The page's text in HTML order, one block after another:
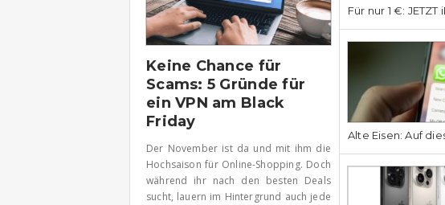
Keine Chance für
Scams: 5 Gründe für
ein VPN am Black
Friday
Der November ist da und mit ihm die
Hochsaison für Online-Shopping. Doch
während ihr nach den besten Deals
sucht, lauern im Hintergrund auch jede
Für nur 1 €: JETZT
Alte Eisen: Auf